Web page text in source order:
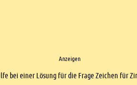
Anzeigen
bei einer Lösung für die Frage Zeichen für